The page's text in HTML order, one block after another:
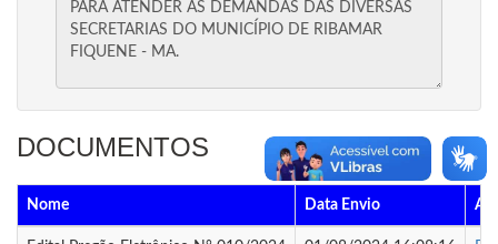
DOCUMENTOS
Nome Data Envio